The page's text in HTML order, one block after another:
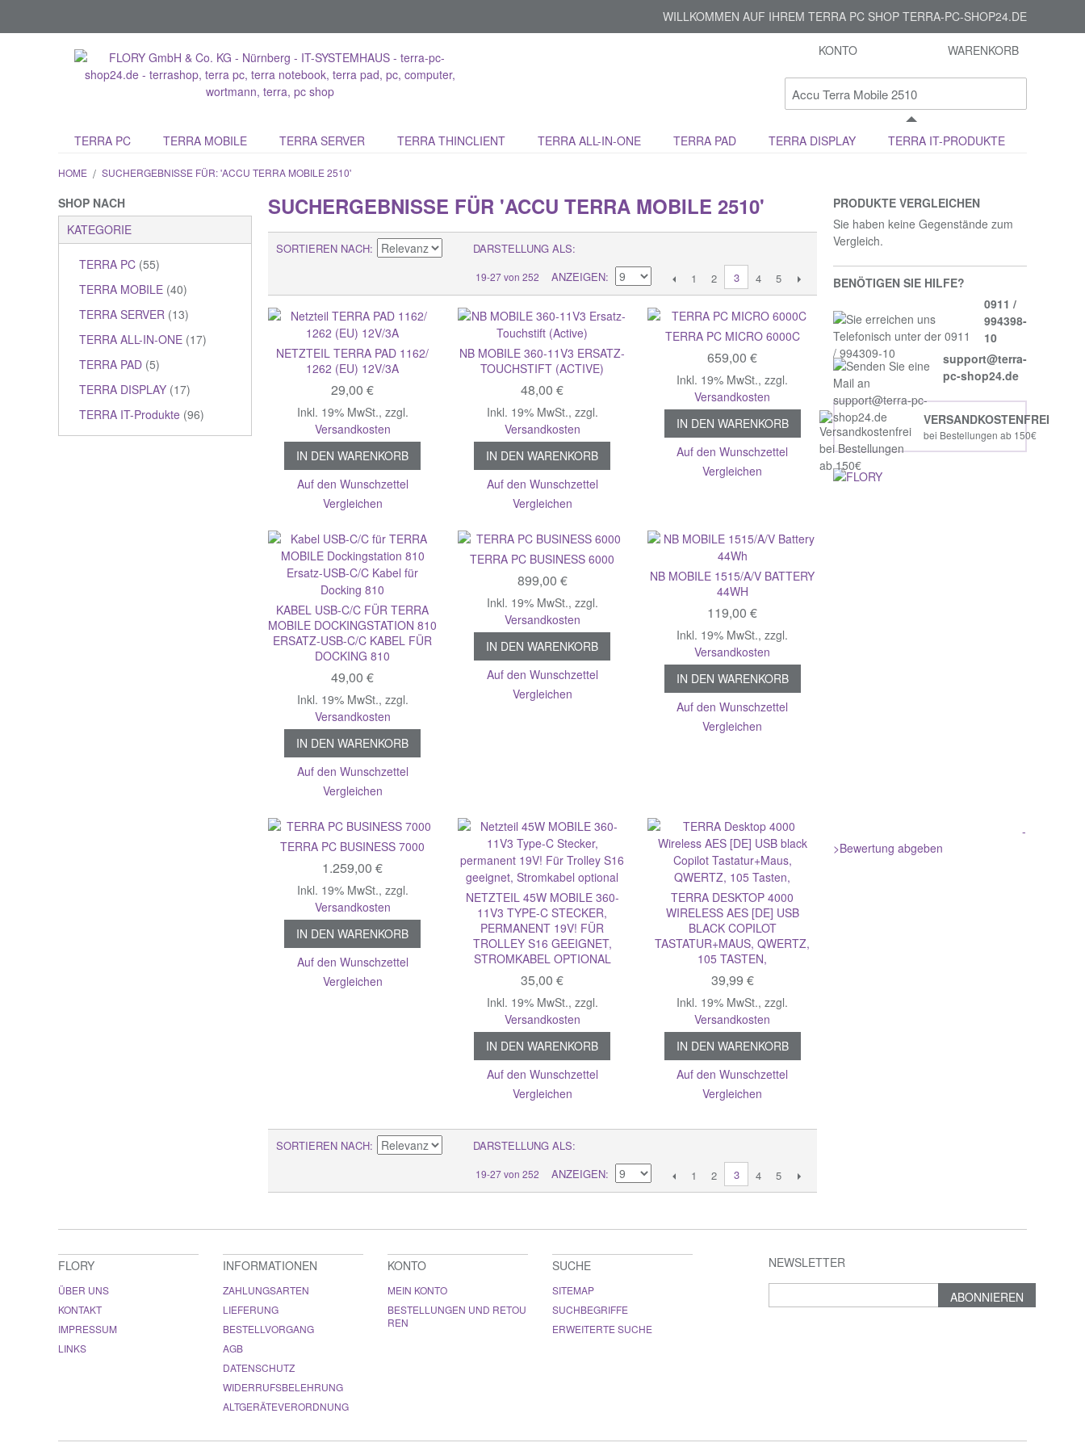
WILLKOMMEN AUF IHREM TERRA PC SHOP TERRA-PC-SHOP24.DE
KONTO WARENKORB
TERRA PC TERRA MOBILE TERRA SERVER TERRA THINCLIENT TERRA ALL-IN-ONE TERRA PAD TERRA DISPLAY TERRA IT-PRODUKTE
HOME / SUCHERGEBNISSE FÜR: 'ACCU TERRA MOBILE 2510'
SHOP NACH
KATEGORIE
TERRA PC (55)
TERRA MOBILE (40)
TERRA SERVER (13)
TERRA ALL-IN-ONE (17)
TERRA PAD (5)
TERRA DISPLAY (17)
TERRA IT-Produkte (96)
SUCHERGEBNISSE FÜR 'ACCU TERRA MOBILE 2510'
DARSTELLUNG ALS
SORTIEREN NACH
19-27 von 252 ANZEIGEN 1 2 3 4 5
NETZTEIL TERRA PAD 1162/
1262 (EU) 12V/3A
29,00 €
Inkl. 19% MwSt., zzgl.
Versandkosten
IN DEN WARENKORB
Auf den Wunschzettel
Vergleichen
NB MOBILE 360-11V3 ERSATZ-
TOUCHSTIFT (ACTIVE)
48,00 €
Inkl. 19% MwSt., zzgl.
Versandkosten
IN DEN WARENKORB
Auf den Wunschzettel
Vergleichen
TERRA PC MICRO 6000C
659,00 €
Inkl. 19% MwSt.,zzgl.
Versandkosten
IN DEN WARENKORB
Auf den Wunschzettel
Vergleichen
KABEL USB-C/C FÜR TERRA
MOBILE DOCKINGSTATION 810
ERSATZ-USB-C/C KABEL FÜR
DOCKING 810
49,00 €
Inkl. 19% MwSt., zzgl.
Versandkosten
IN DEN WARENKORB
Auf den Wunschzettel
Vergleichen
TERRA PC BUSINESS 6000
899,00 €
Inkl. 19% MwSt., zzgl.
Versandkosten
IN DEN WARENKORB
Auf den Wunschzettel
Vergleichen
NB MOBILE 1515/A/V BATTERY
44WH
119,00 €
Inkl. 19% MwSt.,zzgl.
Versandkosten
IN DEN WARENKORB
Auf den Wunschzettel
Vergleichen
TERRA PC BUSINESS 7000
1.259,00 €
Inkl. 19% MwSt., zzgl.
Versandkosten
IN DEN WARENKORB
Auf den Wunschzettel
Vergleichen
NETZTEIL 45W MOBILE 360-
11V3 TYPE-C STECKER,
PERMANENT 19V! FÜR
TROLLEY S16 GEEIGNET,
STROMKABEL OPTIONAL
35,00 €
Inkl. 19% MwSt., zzgl.
Versandkosten
IN DEN WARENKORB
Auf den Wunschzettel
Vergleichen
TERRA DESKTOP 4000
WIRELESS AES [DE] USB
BLACK COPILOT
TASTATUR+MAUS, QWERTZ,
105 TASTEN,
39,99 €
Inkl. 19% MwSt.,zzgl.
Versandkosten
IN DEN WARENKORB
Auf den Wunschzettel
Vergleichen
DARSTELLUNG ALS
SORTIEREN NACH
19-27 von 252 ANZEIGEN 1 2 3 4 5
PRODUKTE VERGLEICHEN
Sie haben keine Gegenstände zum
Vergleich.
BENÖTIGEN SIE HILFE?
0911 /
994398-
10
support@terra-
pc-shop24.de
VERSANDKOSTENFREI
bei Bestellungen ab 150€
-
>Bewertung abgeben
NEWSLETTER
ABONNIEREN
FLORY
ÜBER UNS
KONTAKT
IMPRESSUM
LINKS
INFORMATIONEN
ZAHLUNGSARTEN
LIEFERUNG
BESTELLVORGANG
AGB
DATENSCHUTZ
WIDERRUFSBELEHRUNG
ALTGERÄTEVERORDNUNG
KONTO
MEIN KONTO
BESTELLUNGEN UND RETOU
REN
SUCHE
SITEMAP
SUCHBEGRIFFE
ERWEITERTE SUCHE